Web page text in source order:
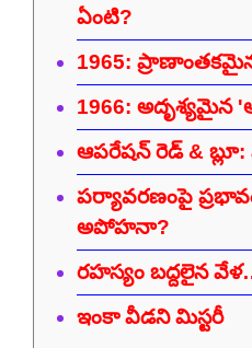
ఏంటి?
1965:
1966: అదృశ్యమైన
ఆపరేషన్ రెడ్ &
పర్యావరణంపై
అపోహనా?
రహస్యం బద్దలైన
ఇంకా వీడని మిస్టరీ